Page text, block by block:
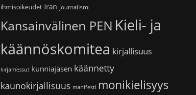
ihmisoikeudet Iran journalismi
Kansainvälinen PEN Kieli- ja
käännöskomitea kirjallisuus
kirjamessut kunniajäsen käännetty
kaunokirjallisuus manifesti monikielisyys